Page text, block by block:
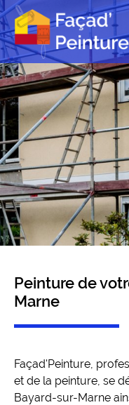
Peinture de
Marne
Façad'Peinture,
et de la peinture, se
Bayard-sur-Marne